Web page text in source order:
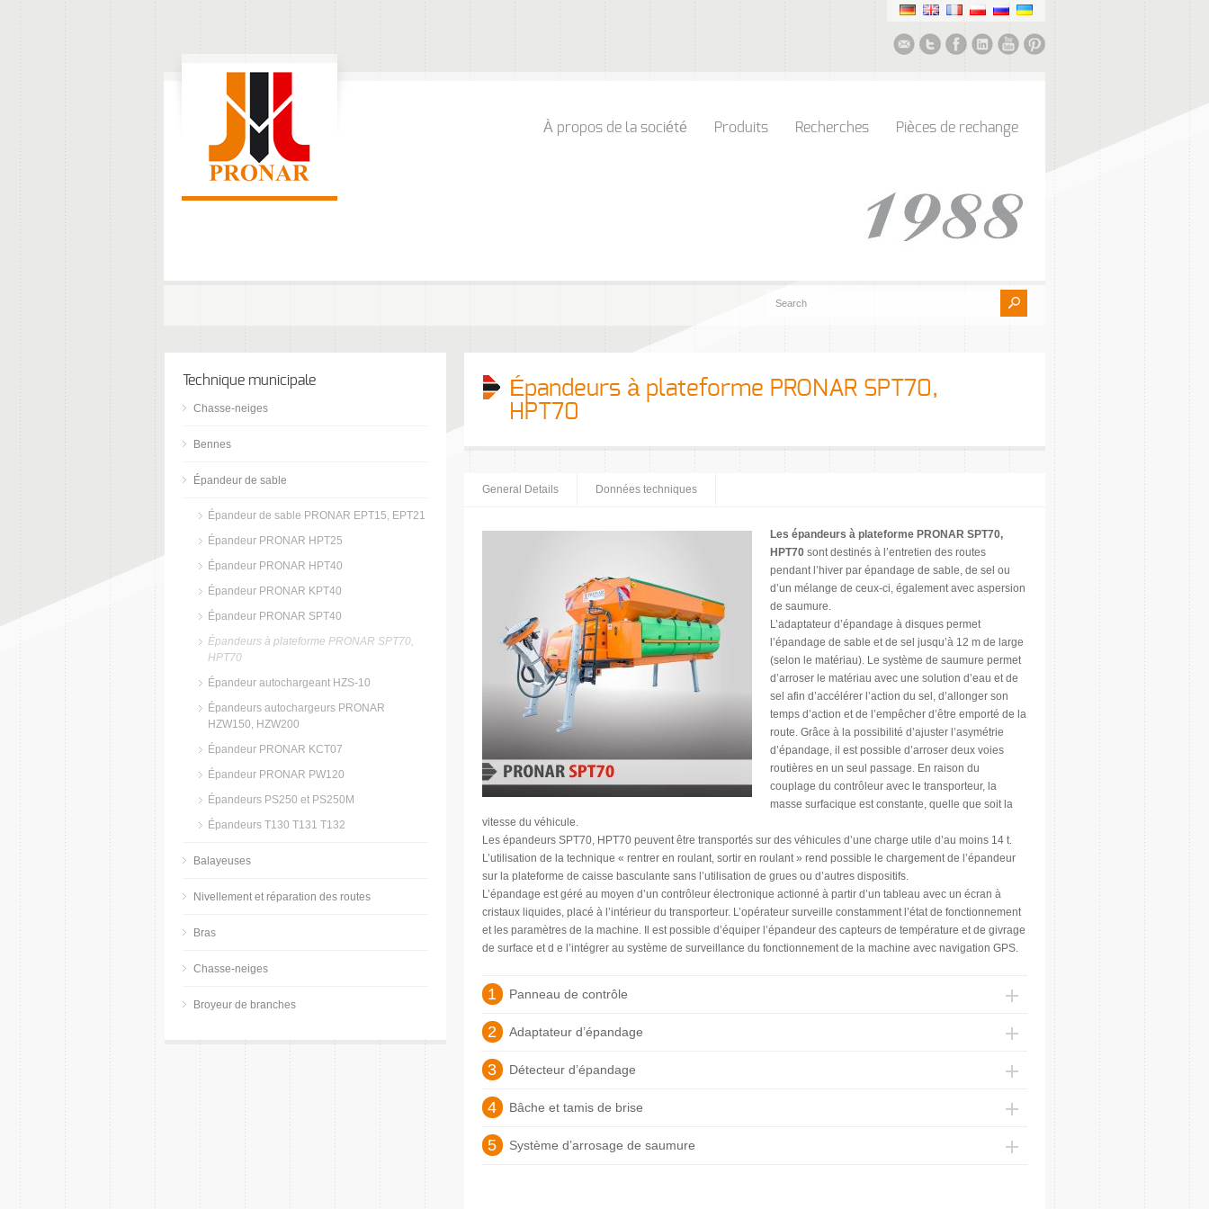
À propos de la société Produits Recherches Pièces de rechange
Épandeurs à plateforme PRONAR SPT70,
HPT70
General Details Données techniques
Les épandeurs à plateforme PRONAR SPT70,
HPT70 sont destinés à l’entretien des routes
pendant l’hiver par épandage de sable, de sel ou
d’un mélange de ceux-ci, également avec aspersion
de saumure.
L’adaptateur d’épandage à disques permet
l’épandage de sable et de sel jusqu’à 12 m de large
(selon le matériau). Le système de saumure permet
d’arroser le matériau avec une solution d’eau et de
sel afin d’accélérer l’action du sel, d’allonger son
temps d’action et de l’empêcher d’être emporté de la
route. Grâce à la possibilité d’ajuster l’asymétrie
d’épandage, il est possible d’arroser deux voies
routières en un seul passage. En raison du
couplage du contrôleur avec le transporteur, la
masse surfacique est constante, quelle que soit la
vitesse du véhicule.
Les épandeurs SPT70, HPT70 peuvent être transportés sur des véhicules d’une charge utile d’au moins 14 t.
L’utilisation de la technique « rentrer en roulant, sortir en roulant » rend possible le chargement de l’épandeur
sur la plateforme de caisse basculante sans l’utilisation de grues ou d’autres dispositifs.
L’épandage est géré au moyen d’un contrôleur électronique actionné à partir d’un tableau avec un écran à
cristaux liquides, placé à l’intérieur du transporteur. L’opérateur surveille constamment l’état de fonctionnement
et les paramètres de la machine. Il est possible d’équiper l’épandeur des capteurs de température et de givrage
de surface et d e l’intégrer au système de surveillance du fonctionnement de la machine avec navigation GPS.
1 Panneau de contrôle
2 Adaptateur d’épandage
3 Détecteur d’épandage
4 Bâche et tamis de brise
5 Système d’arrosage de saumure
Technique municipale
Chasse-neiges
Bennes
Épandeur de sable
Épandeur de sable PRONAR EPT15, EPT21
Épandeur PRONAR HPT25
Épandeur PRONAR HPT40
Épandeur PRONAR KPT40
Épandeur PRONAR SPT40
Épandeurs à plateforme PRONAR SPT70,
HPT70
Épandeur autochargeant HZS-10
Épandeurs autochargeurs PRONAR
HZW150, HZW200
Épandeur PRONAR KCT07
Épandeur PRONAR PW120
Épandeurs PS250 et PS250M
Épandeurs T130 T131 T132
Balayeuses
Nivellement et réparation des routes
Bras
Chasse-neiges
Broyeur de branches